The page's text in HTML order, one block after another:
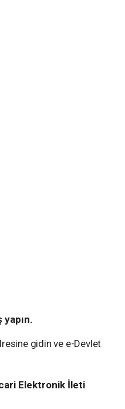
yapın.
gidin ve e-Devlet
Elektronik İleti